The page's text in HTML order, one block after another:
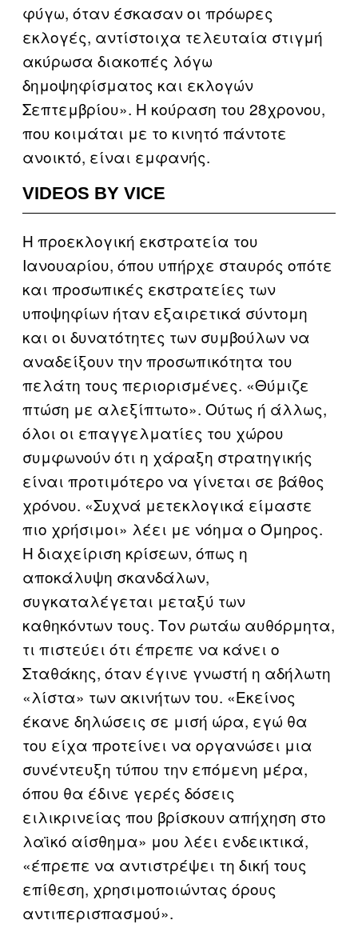
φύγω, όταν έσκασαν οι πρόωρες
εκλογές, αντίστοιχα τελευταία στιγμή
ακύρωσα διακοπές λόγω
δημοψηφίσματος και εκλογών
Σεπτεμβρίου». Η κούραση του 28χρονου,
που κοιμάται με το κινητό πάντοτε
ανοικτό, είναι εμφανής.
VIDEOS BY VICE
Η προεκλογική εκστρατεία του
Ιανουαρίου, όπου υπήρχε σταυρός οπότε
και προσωπικές εκστρατείες των
υποψηφίων ήταν εξαιρετικά σύντομη
και οι δυνατότητες των συμβούλων να
αναδείξουν την προσωπικότητα του
πελάτη τους περιορισμένες. «Θύμιζε
πτώση με αλεξίπτωτο». Ούτως ή άλλως,
όλοι οι επαγγελματίες του χώρου
συμφωνούν ότι η χάραξη στρατηγικής
είναι προτιμότερο να γίνεται σε βάθος
χρόνου. «Συχνά μετεκλογικά είμαστε
πιο χρήσιμοι» λέει με νόημα ο Όμηρος.
Η διαχείριση κρίσεων, όπως η
αποκάλυψη σκανδάλων,
συγκαταλέγεται μεταξύ των
καθηκόντων τους. Τον ρωτάω αυθόρμητα,
τι πιστεύει ότι έπρεπε να κάνει ο
Σταθάκης, όταν έγινε γνωστή η αδήλωτη
«λίστα» των ακινήτων του. «Εκείνος
έκανε δηλώσεις σε μισή ώρα, εγώ θα
του είχα προτείνει να οργανώσει μια
συνέντευξη τύπου την επόμενη μέρα,
όπου θα έδινε γερές δόσεις
ειλικρινείας που βρίσκουν απήχηση στο
λαϊκό αίσθημα» μου λέει ενδεικτικά,
«έπρεπε να αντιστρέψει τη δική τους
επίθεση, χρησιμοποιώντας όρους
αντιπερισπασμού».